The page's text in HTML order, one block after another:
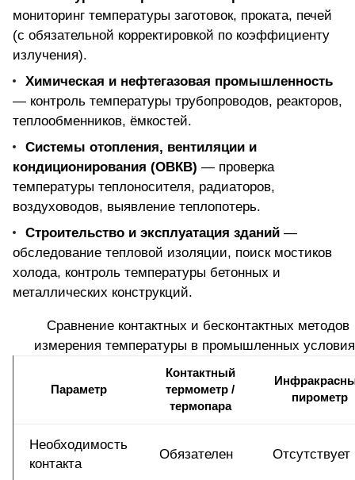
мониторинг температуры заготовок, проката, печей
(с обязательной корректировкой по коэффициенту
излучения).
Химическая и нефтегазовая промышленность
— контроль температуры трубопроводов, реакторов,
теплообменников, ёмкостей.
Системы отопления, вентиляции и
кондиционирования (ОВКВ) — проверка
температуры теплоносителя, радиаторов,
воздуховодов, выявление теплопотерь.
Строительство и эксплуатация зданий —
обследование тепловой изоляции, поиск мостиков
холода, контроль температуры бетонных и
металлических конструкций.
Сравнение контактных и бесконтактных методов
измерения температуры в промышленных
Параметр
Контактный
термометр /
термопара
пирометр
Необходимость
контакта
Обязателен Отсутствует